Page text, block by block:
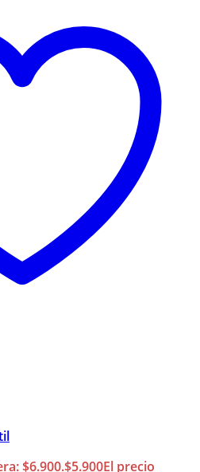
$6.900.$5.900El precio